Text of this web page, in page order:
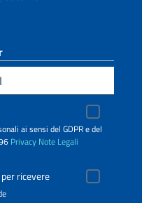
ai sensi del GDPR e del
Privacy Note Legali
ricevere